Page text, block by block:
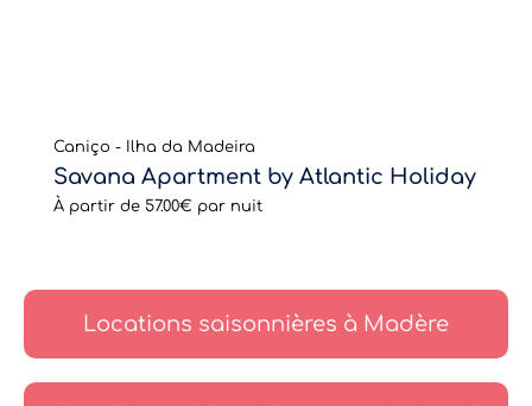
Caniço - Ilha da Madeira
Savana Apartment by Atlantic Holiday
À partir de 57.00€ par nuit
Locations saisonnières à Madère